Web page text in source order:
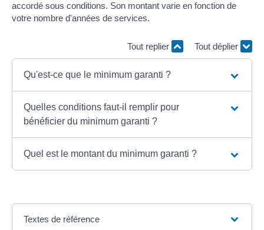
accordé sous conditions. Son montant varie en fonction de
votre nombre d'années de services.
Tout replier Tout déplier
Qu'est-ce que le minimum garanti ?
Quelles conditions faut-il remplir pour
bénéficier du minimum garanti ?
Quel est le montant du minimum garanti ?
Textes de référence